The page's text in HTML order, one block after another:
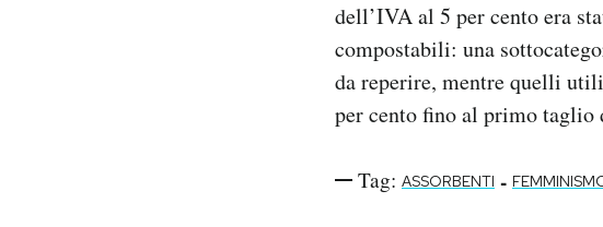
dell’IVA al 5 per cento era
compostabili: una
da reperire, mentre quelli
per cento fino al primo taglio
Tag: ASSORBENTI -